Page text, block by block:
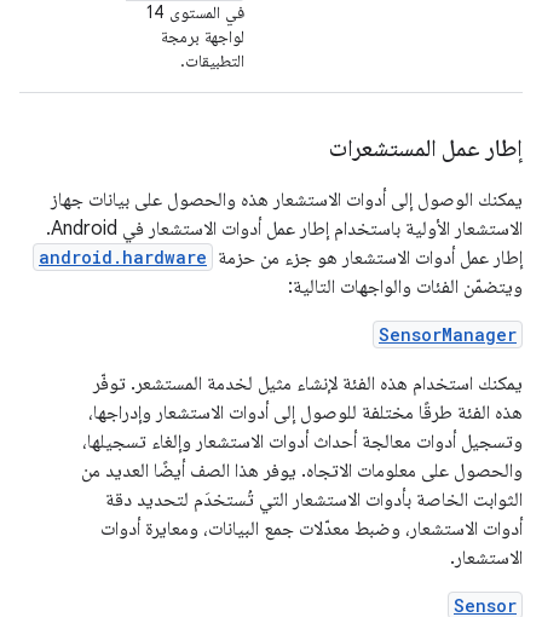
في المستوى 14
لواجهة برمجة
التطبيقات.
إطار عمل المستشعرات
يمكنك الوصول إلى أدوات الاستشعار هذه والحصول على بيانات جهاز
الاستشعار الأولية باستخدام إطار عمل أدوات الاستشعار في Android.
إطار عمل أدوات الاستشعار هو جزء من حزمة android.hardware
ويتضمّن الفئات والواجهات التالية:
SensorManager
يمكنك استخدام هذه الفئة لإنشاء مثيل لخدمة المستشعر. توفّر
هذه الفئة طرقًا مختلفة للوصول إلى أدوات الاستشعار وإدراجها،
وتسجيل أدوات معالجة أحداث أدوات الاستشعار وإلغاء تسجيلها،
والحصول على معلومات الاتجاه. يوفر هذا الصف أيضًا العديد من
الثوابت الخاصة بأدوات الاستشعار التي تُستخدَم لتحديد دقة
أدوات الاستشعار، وضبط معدّلات جمع البيانات، ومعايرة أدوات
الاستشعار.
Sensor